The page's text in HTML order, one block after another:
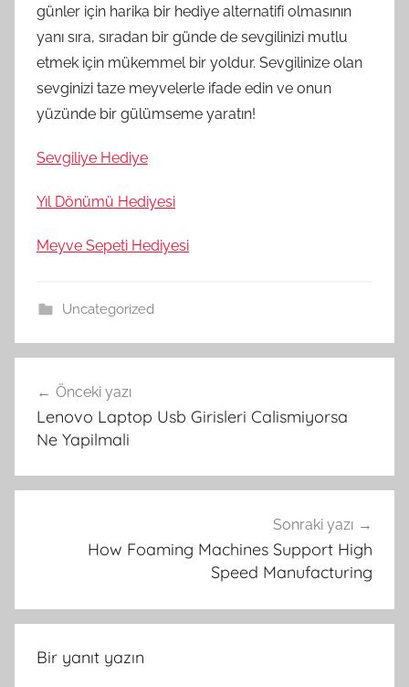
günler için harika bir hediye alternatifi olmasının
yanı sıra, sıradan bir günde de sevgilinizi mutlu
etmek için mükemmel bir yoldur. Sevgilinize olan
sevginizi taze meyvelerle ifade edin ve onun
yüzünde bir gülümseme yaratın!
Sevgiliye Hediye
Yıl Dönümü Hediyesi
Meyve Sepeti Hediyesi
Uncategorized
gezinmesi
Önceki yazı
Lenovo Laptop Usb Girisleri Calismiyorsa
Ne Yapilmali
Sonraki yazı
How Foaming Machines Support High
Speed Manufacturing
Bir yanıt yazın